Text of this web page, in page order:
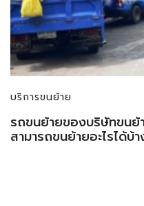
บริการขนย้าย
รถขนย้ายของบริษัทขน
สามารถขนย้ายอะไรได้บ้า